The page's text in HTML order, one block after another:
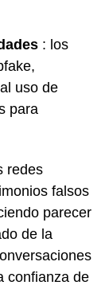
: los
uso de
para
redes
falsos
parecer
de la
confianza de